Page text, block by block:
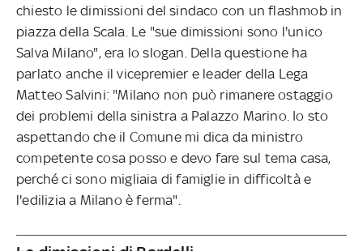
chiesto le dimissioni del sindaco con un flashmob in
piazza della Scala. Le "sue dimissioni sono l'unico
Salva Milano", era lo slogan. Della questione ha
parlato anche il vicepremier e leader della Lega
Matteo Salvini: "Milano non può rimanere ostaggio
dei problemi della sinistra a Palazzo Marino. Io sto
aspettando che il Comune mi dica da ministro
competente cosa posso e devo fare sul tema casa,
perché ci sono migliaia di famiglie in difficoltà e
l'edilizia a Milano è ferma".